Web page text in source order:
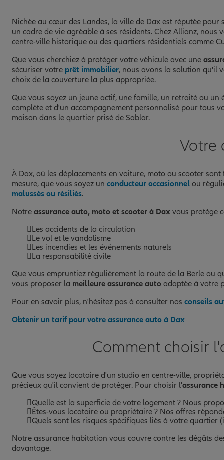
Nichée au cœur des Landes, la ville de Dax est réputée
un cadre de vie agréable à ses résidents. Chez Allianz,
centre-ville historique ou des quartiers résidentiels comme
Que vous cherchiez à protéger votre véhicule avec une
sécuriser votre prêt immobilier, nous avons la solution qu'il
choix de la couverture la plus appropriée.
Que vous soyez un jeune actif, une famille, un retraité ou
complète et d'un accompagnement personnalisé pour tous
maison dans le quartier prisé de Sablar.
Votre
À Dax, où les déplacements en voiture, moto ou scooter
mesure, que vous soyez un conducteur occasionnel ou
malussés ou résiliés.
Notre assurance auto, moto et scooter à Dax vous protège
Les accidents de la circulation
Le vol et le vandalisme
Les incendies et les événements naturels
La responsabilité civile
Que vous empruntiez régulièrement la route de la Berle ou
vous proposer la meilleure assurance auto adaptée à votre
Pour en savoir plus, n'hésitez pas à consulter nos conseils
Obtenir un tarif pour votre assurance auto à Dax
Comment choisir
Que vous soyez locataire d'un studio en centre-ville,
précieux qu'il convient de protéger. Pour choisir l'assurance
Quelle est la superficie de votre logement ? Nous
Êtes-vous locataire ou propriétaire ? Nos offres
Quels sont les risques spécifiques liés à votre quartier
Notre assurance habitation vous couvre contre les dégâts
davantage.